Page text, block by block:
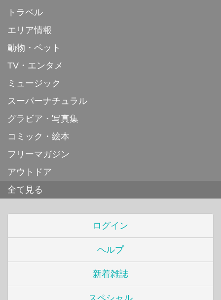
トラベル
エリア情報
動物・ペット
TV・エンタメ
ミュージック
スーパーナチュラル
グラビア・写真集
コミック・絵本
フリーマガジン
アウトドア
全て見る
ログイン
ヘルプ
新着雑誌
スペシャル